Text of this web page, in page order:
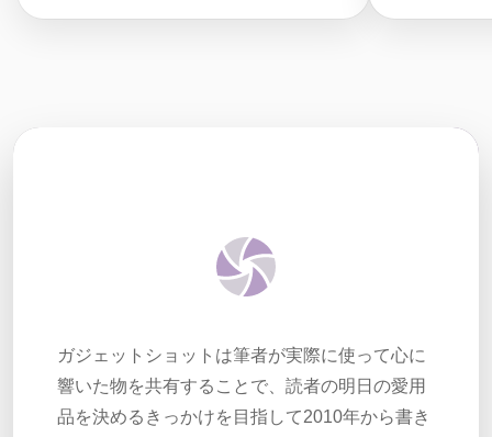
ガジェットショットは筆者が実際に使って心に
響いた物を共有することで、読者の明日の愛用
品を決めるきっかけを目指して2010年から書き